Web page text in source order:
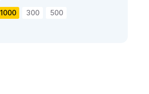
1000 300 500